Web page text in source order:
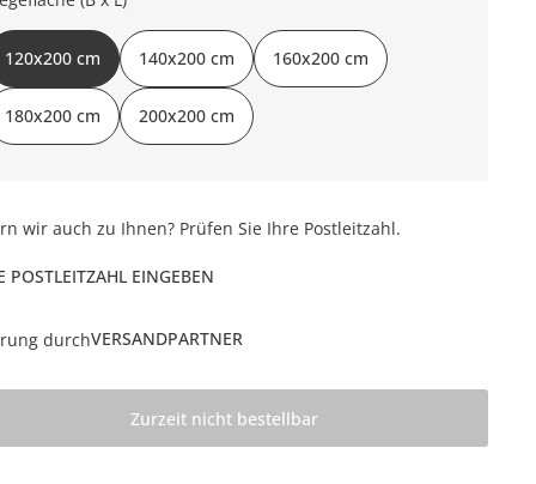
120x200 cm 140x200 cm 160x200 cm
180x200 cm 200x200 cm
wir auch zu Ihnen? Prüfen Sie Ihre Postleitzahl.
POSTLEITZAHL EINGEBEN
durchVERSANDPARTNER
Zurzeit nicht bestellbar